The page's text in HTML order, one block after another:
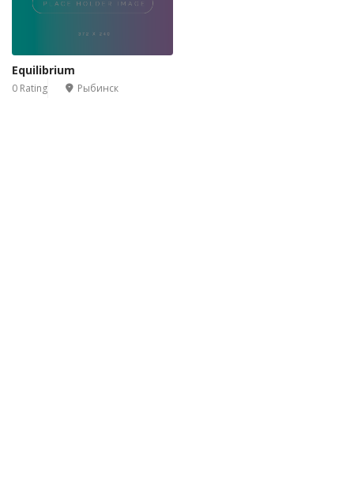
Equilibrium
0 Rating Рыбинск